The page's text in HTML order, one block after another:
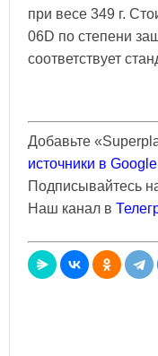
при весе 349 г.
06D по степени
соответствует
Добавьте
источники в Google
Подписывайтесь
Наш канал в